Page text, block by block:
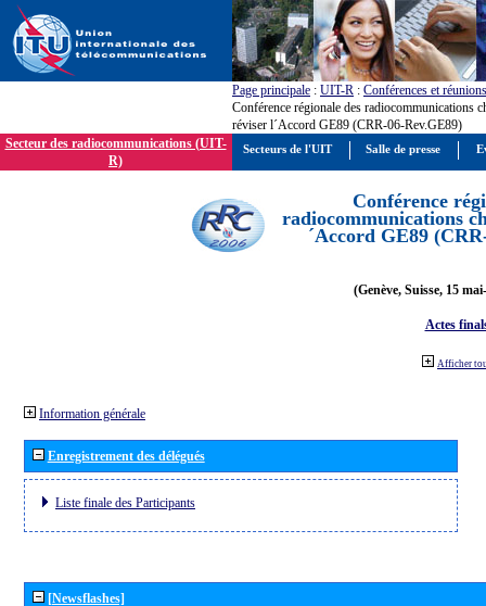
Page principale : UIT-R : Conférences et réunions
Conférence régionale des radiocommunications
réviser l´Accord GE89 (CRR-06-Rev.GE89)
Secteur des radiocommunications (UIT-
R)
Conférence
radiocommunications
´Accord GE89
(Genève, Suisse, 15
Actes
Afficher
Information générale
Enregistrement des délégués
Liste finale des Participants
[Newsflashes]
Secteurs de l'UIT Salle de presse